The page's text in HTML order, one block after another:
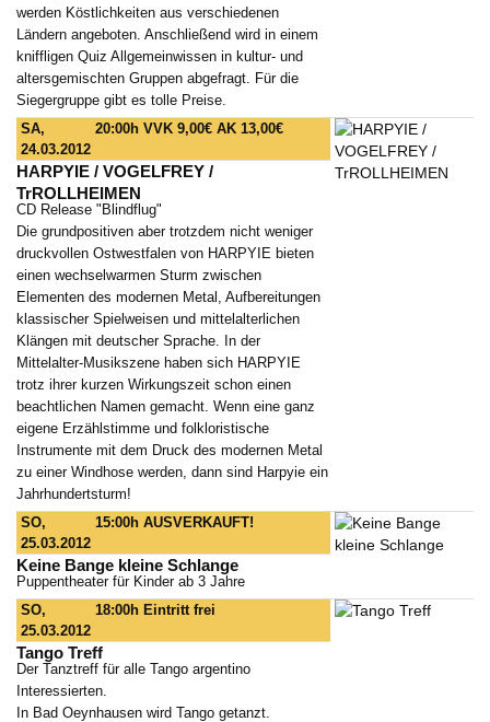
werden Köstlichkeiten aus verschiedenen
Ländern angeboten. Anschließend wird in einem
kniffligen Quiz Allgemeinwissen in kultur- und
altersgemischten Gruppen abgefragt. Für die
Siegergruppe gibt es tolle Preise.
SA,
24.03.2012
20:00h VVK 9,00€ AK 13,00€
HARPYIE / VOGELFREY /
TrROLLHEIMEN
CD Release "Blindflug"
Die grundpositiven aber trotzdem nicht weniger
druckvollen Ostwestfalen von HARPYIE bieten
einen wechselwarmen Sturm zwischen
Elementen des modernen Metal, Aufbereitungen
klassischer Spielweisen und mittelalterlichen
Klängen mit deutscher Sprache. In der
Mittelalter-Musikszene haben sich HARPYIE
trotz ihrer kurzen Wirkungszeit schon einen
beachtlichen Namen gemacht. Wenn eine ganz
eigene Erzählstimme und folkloristische
Instrumente mit dem Druck des modernen Metal
zu einer Windhose werden, dann sind Harpyie ein
Jahrhundertsturm!
SO,
25.03.2012
15:00h AUSVERKAUFT!
Keine Bange kleine Schlange
Puppentheater für Kinder ab 3 Jahre
SO,
25.03.2012
18:00h Eintritt frei
Tango Treff
Der Tanztreff für alle Tango argentino
Interessierten.
In Bad Oeynhausen wird Tango getanzt.